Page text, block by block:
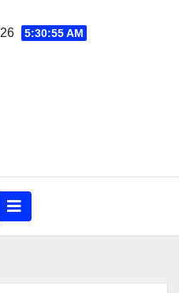
5:30:56 AM